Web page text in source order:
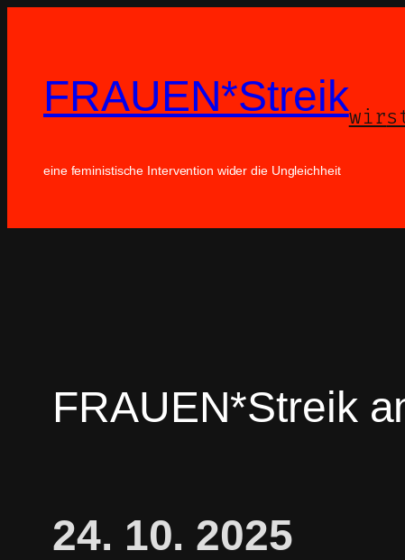
FRAUEN*Streik
eine feministische Intervention wider die Ungleichheit
wir
FRAUEN*Streik
24. 10. 2025